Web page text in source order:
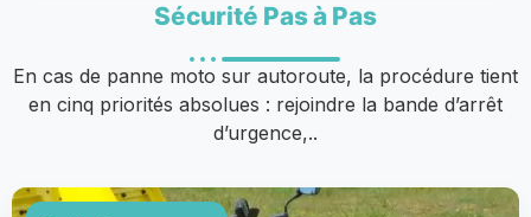
Sécurité Pas à Pas
En cas de panne moto sur autoroute, la procédure tient
en cinq priorités absolues : rejoindre la bande d’arrêt
d’urgence,..